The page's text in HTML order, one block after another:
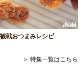
戦おつまみレシピ
＞ 特集一覧はこちら